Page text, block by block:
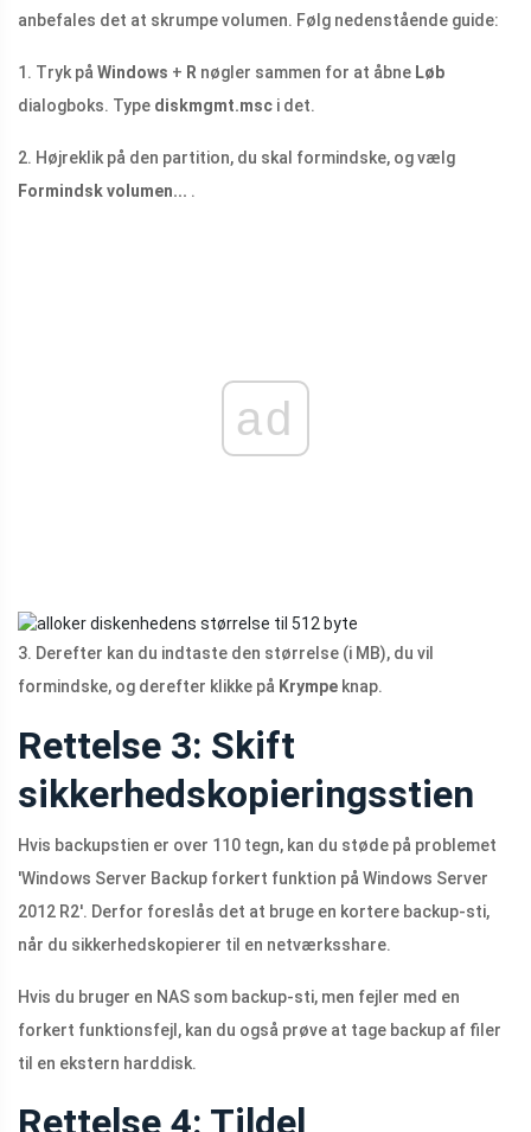
anbefales det at skrumpe volumen. Følg nedenstående guide:
1. Tryk på Windows + R nøgler sammen for at åbne Løb
dialogboks. Type diskmgmt.msc i det.
2. Højreklik på den partition, du skal formindske, og vælg
Formindsk volumen... .
ad
3. Derefter kan du indtaste den størrelse (i MB), du vil
formindske, og derefter klikke på Krympe knap.
Rettelse 3: Skift
sikkerhedskopieringsstien
Hvis backupstien er over 110 tegn, kan du støde på problemet
'Windows Server Backup forkert funktion på Windows Server
2012 R2'. Derfor foreslås det at bruge en kortere backup-sti,
når du sikkerhedskopierer til en netværksshare.
Hvis du bruger en NAS som backup-sti, men fejler med en
forkert funktionsfejl, kan du også prøve at tage backup af filer
til en ekstern harddisk.
Rettelse 4: Tildel